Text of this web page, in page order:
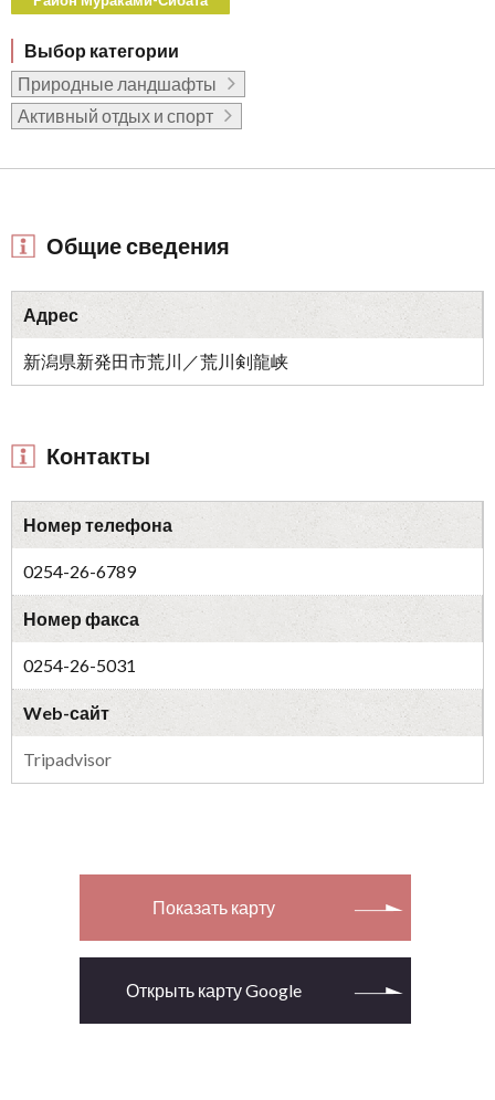
Выбор категории
Природные ландшафты
Активный отдых и спорт
Общие сведения
Адрес
新潟県新発田市荒川／荒川剣龍峡
Контакты
Номер телефона
0254-26-6789
Номер факса
0254-26-5031
Web-сайт
Tripadvisor
Показать карту
Открыть карту Google